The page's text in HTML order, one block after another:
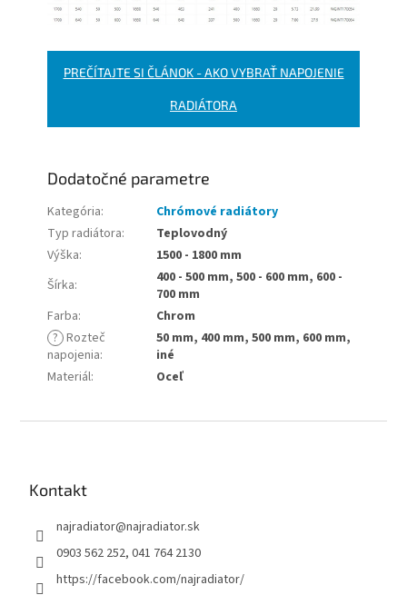
PREČÍTAJTE SI ČLÁNOK - AKO VYBRAŤ NAPOJENIE
RADIÁTORA
Dodatočné parametre
Kategória:
Chrómové radiátory
Typ radiátora:
Teplovodný
Výška:
1500 - 1800 mm
Šírka:
400 - 500 mm, 500 - 600 mm, 600 -
700 mm
Farba:
Chrom
? Rozteč
napojenia:
50 mm, 400 mm, 500 mm, 600 mm,
iné
Materiál: Oceľ
Kontakt
najradiator@najradiator.sk
0903 562 252, 041 764 2130
https://facebook.com/najradiator/